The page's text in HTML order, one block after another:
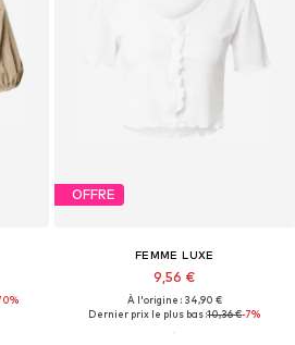
OFFRE
FEMME LUXE
9,56 €
À l'origine : 34,90 €
Dernier prix le plus bas :10,36 €-7%